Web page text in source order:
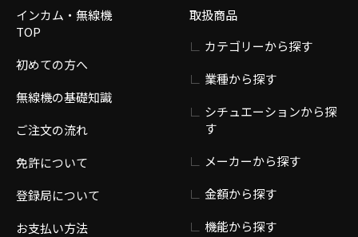
インカム・無線機
TOP
初めての方へ
無線機の基礎知識
ご注文の流れ
免許について
登録局について
お支払い方法
取扱商品
カテゴリーから探す
業種から探す
シチュエーションから探
す
メーカーから探す
金額から探す
機能から探す